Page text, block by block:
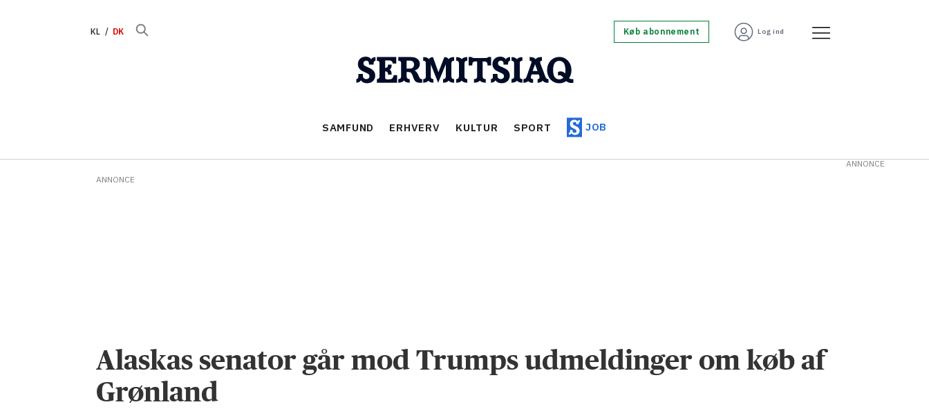
KL DK Køb abonnement Log ind
SAMFUND ERHVERV KULTUR SPORT JOB
ANNONCE
Alaskas senator går mod Trumps udmeldinger om køb af
Grønland
ANNONCE